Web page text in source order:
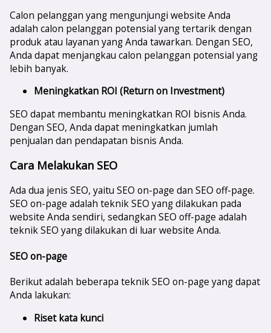
Calon pelanggan yang mengunjungi website Anda
adalah calon pelanggan potensial yang tertarik dengan
produk atau layanan yang Anda tawarkan. Dengan SEO,
Anda dapat menjangkau calon pelanggan potensial yang
lebih banyak.
Meningkatkan ROI (Return on Investment)
SEO dapat membantu meningkatkan ROI bisnis Anda.
Dengan SEO, Anda dapat meningkatkan jumlah
penjualan dan pendapatan bisnis Anda.
Cara Melakukan SEO
Ada dua jenis SEO, yaitu SEO on-page dan SEO off-page.
SEO on-page adalah teknik SEO yang dilakukan pada
website Anda sendiri, sedangkan SEO off-page adalah
teknik SEO yang dilakukan di luar website Anda.
SEO on-page
Berikut adalah beberapa teknik SEO on-page yang dapat
Anda lakukan:
Riset kata kunci